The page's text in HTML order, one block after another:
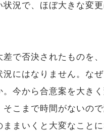
状況で、ほぼ大きな変
差で否決されたものを
況にはなりません。な
。今から合意案を大き
そこまで時間がないの
ままいくと大変なこと